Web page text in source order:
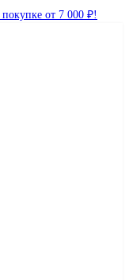
от 7 000 ₽!